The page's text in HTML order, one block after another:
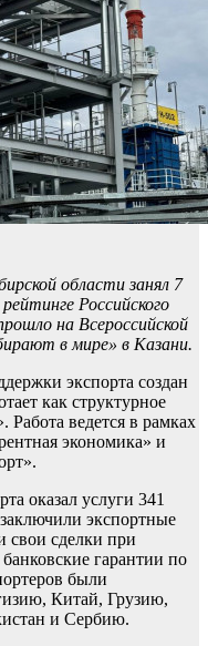
области занял 7
Российского
на Всероссийской
в мире» в Казани.
экспорта создан
как структурное
ведется в рамках
экономика» и
оказал услуги 341
экспортные
свои сделки при
гарантии по
были
Китай, Грузию,
и Сербию.